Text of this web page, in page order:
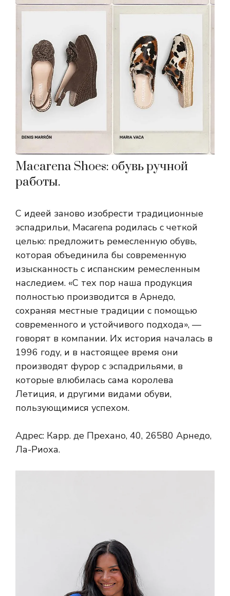
Macarena Shoes: обувь ручной
работы.
С идеей заново изобрести традиционные
эспадрильи, Macarena родилась с четкой
целью: предложить ремесленную обувь,
которая объединила бы современную
изысканность с испанским ремесленным
наследием. «С тех пор наша продукция
полностью производится в Арнедо,
сохраняя местные традиции с помощью
современного и устойчивого подхода», —
говорят в компании. Их история началась в
1996 году, и в настоящее время они
производят фурор с эспадрильями, в
которые влюбилась сама королева
Летиция, и другими видами обуви,
пользующимися успехом.
Адрес: Карр. де Прехано, 40, 26580 Арнедо,
Ла-Риоха.